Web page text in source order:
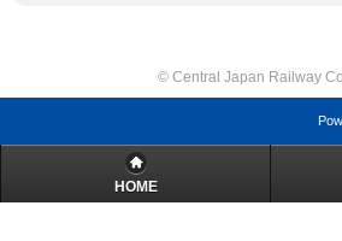
© Central Japan Railway
HOME